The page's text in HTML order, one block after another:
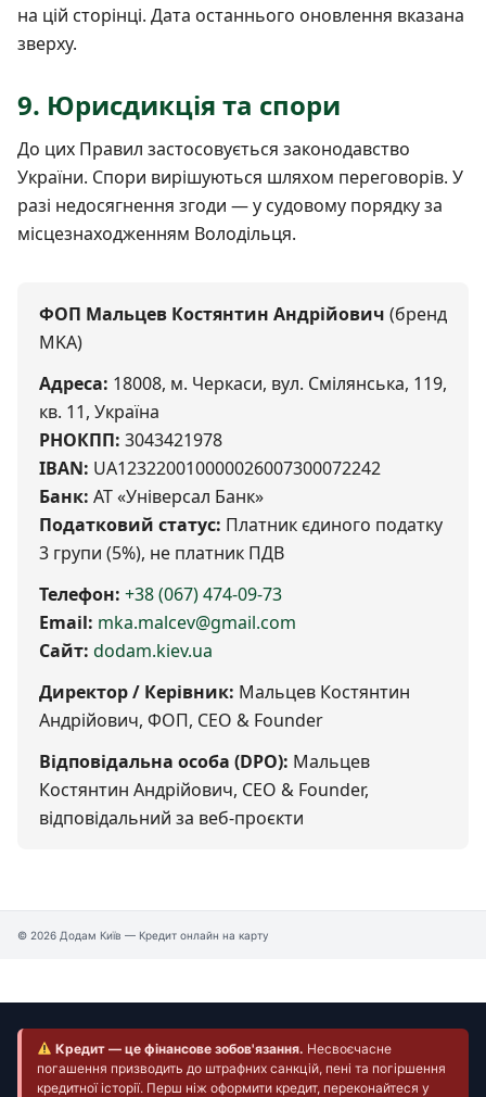
на цій сторінці. Дата останнього оновлення вказана
зверху.
9. Юрисдикція та спори
До цих Правил застосовується законодавство
України. Спори вирішуються шляхом переговорів. У
разі недосягнення згоди — у судовому порядку за
місцезнаходженням Володільця.
ФОП Мальцев Костянтин Андрійович (бренд
MKA)
Адреса: 18008, м. Черкаси, вул. Смілянська, 119,
кв. 11, Україна
РНОКПП: 3043421978
IBAN: UA123220010000026007300072242
Банк: АТ «Універсал Банк»
Податковий статус: Платник єдиного податку
3 групи (5%), не платник ПДВ
Телефон: +38 (067) 474-09-73
Email: mka.malcev@gmail.com
Сайт: dodam.kiev.ua
Директор / Керівник: Мальцев Костянтин
Андрійович, ФОП, CEO & Founder
Відповідальна особа (DPO): Мальцев
Костянтин Андрійович, CEO & Founder,
відповідальний за веб-проєкти
© 2026 Додам Київ — Кредит онлайн на карту
Кредит — це фінансове зобов'язання. Несвоєчасне
погашення призводить до штрафних санкцій, пені та погіршення
кредитної історії. Перш ніж оформити кредит, переконайтеся у